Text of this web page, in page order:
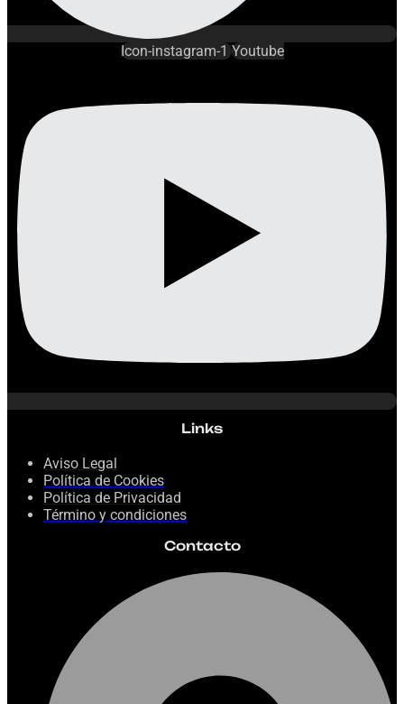
Icon-instagram-1 Youtube
Links
Aviso Legal
Política de Cookies
Política de Privacidad
Término y condiciones
Contacto